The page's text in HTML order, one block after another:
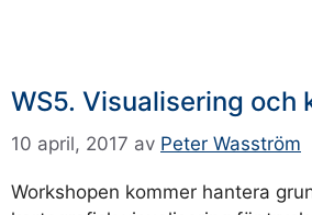
WS5. Visualisering och
10 april, 2017 av Peter Wasström
Workshopen kommer hantera